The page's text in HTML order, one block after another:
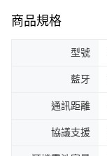
商品規格
型號
藍牙
通訊距離
協議支援